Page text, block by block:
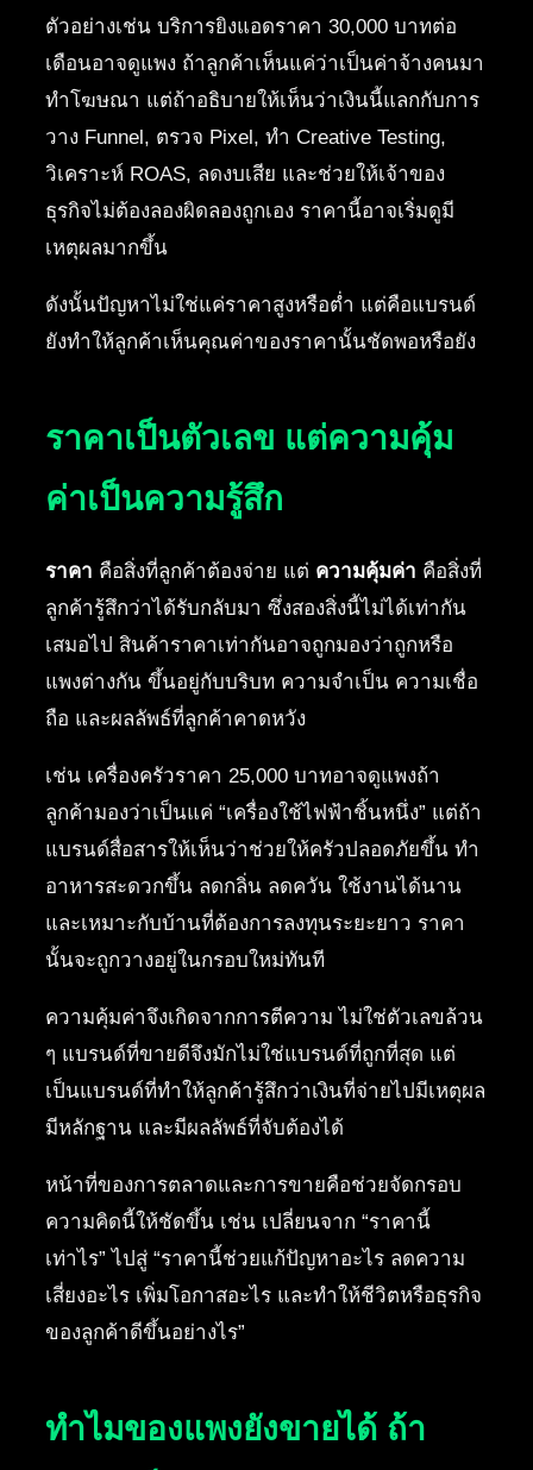
ตัวอย่างเช่น บริการยิงแอดราคา 30,000 บาทต่อ
เดือนอาจดูแพง ถ้าลูกค้าเห็นแค่ว่าเป็นค่าจ้างคนมา
ทำโฆษณา แต่ถ้าอธิบายให้เห็นว่าเงินนี้แลกกับการ
วาง Funnel, ตรวจ Pixel, ทำ Creative Testing,
วิเคราะห์ ROAS, ลดงบเสีย และช่วยให้เจ้าของ
ธุรกิจไม่ต้องลองผิดลองถูกเอง ราคานี้อาจเริ่มดูมี
เหตุผลมากขึ้น
ดังนั้นปัญหาไม่ใช่แค่ราคาสูงหรือต่ำ แต่คือแบรนด์
ยังทำให้ลูกค้าเห็นคุณค่าของราคานั้นชัดพอหรือยัง
ราคาเป็นตัวเลข แต่ความคุ้ม
ค่าเป็นความรู้สึก
ราคา คือสิ่งที่ลูกค้าต้องจ่าย แต่ ความคุ้มค่า คือสิ่งที่
ลูกค้ารู้สึกว่าได้รับกลับมา ซึ่งสองสิ่งนี้ไม่ได้เท่ากัน
เสมอไป สินค้าราคาเท่ากันอาจถูกมองว่าถูกหรือ
แพงต่างกัน ขึ้นอยู่กับบริบท ความจำเป็น ความเชื่อ
ถือ และผลลัพธ์ที่ลูกค้าคาดหวัง
เช่น เครื่องครัวราคา 25,000 บาทอาจดูแพงถ้า
ลูกค้ามองว่าเป็นแค่ “เครื่องใช้ไฟฟ้าชิ้นหนึ่ง” แต่ถ้า
แบรนด์สื่อสารให้เห็นว่าช่วยให้ครัวปลอดภัยขึ้น ทำ
อาหารสะดวกขึ้น ลดกลิ่น ลดควัน ใช้งานได้นาน
และเหมาะกับบ้านที่ต้องการลงทุนระยะยาว ราคา
นั้นจะถูกวางอยู่ในกรอบใหม่ทันที
ความคุ้มค่าจึงเกิดจากการตีความ ไม่ใช่ตัวเลขล้วน
ๆ แบรนด์ที่ขายดีจึงมักไม่ใช่แบรนด์ที่ถูกที่สุด แต่
เป็นแบรนด์ที่ทำให้ลูกค้ารู้สึกว่าเงินที่จ่ายไปมีเหตุผล
มีหลักฐาน และมีผลลัพธ์ที่จับต้องได้
หน้าที่ของการตลาดและการขายคือช่วยจัดกรอบ
ความคิดนี้ให้ชัดขึ้น เช่น เปลี่ยนจาก “ราคานี้
เท่าไร” ไปสู่ “ราคานี้ช่วยแก้ปัญหาอะไร ลดความ
เสี่ยงอะไร เพิ่มโอกาสอะไร และทำให้ชีวิตหรือธุรกิจ
ของลูกค้าดีขึ้นอย่างไร”
ทำไมของแพงยังขายได้ ถ้า